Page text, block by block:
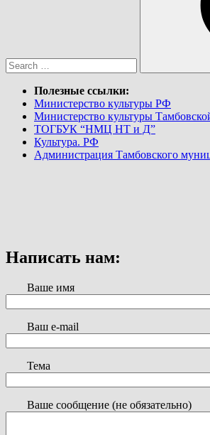
Полезные ссылки:
Министерство культуры РФ
Министерство культуры
ТОГБУК “НМЦ НТ и Д”
Культура. РФ
Администрация Тамбовского
Написать нам:
Ваше имя
Ваш e-mail
Тема
Ваше сообщение (не обязательно)